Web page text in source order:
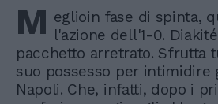
M eglioin fase di spinta,
l'azione dell'1-0.
pacchetto arretrato. Sfrutta
suo possesso per intimidire
Napoli. Che, infatti, dopo i